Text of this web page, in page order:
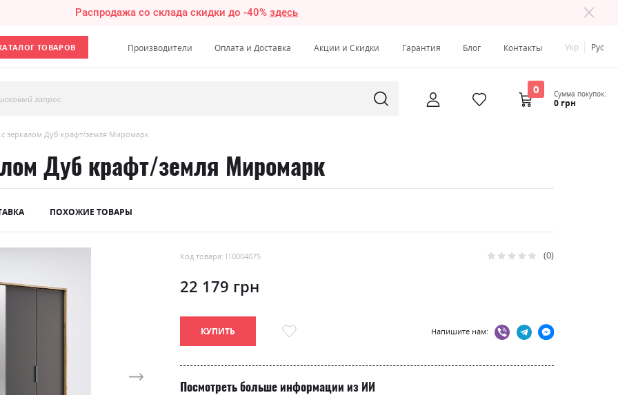
Распродажа со склада скидки до -40%здесь
ТОВАРОВ Производители Оплата и Доставка Акции и Скидки Гарантия Блог Контакты Укр Рус
запрос
0 Сумма покупок:
0 грн
зеркалом Дуб крафт/земля Миромарк
Дуб крафт/земля Миромарк
ПОХОЖИЕ ТОВАРЫ
Код товара: l10004075 Рейтинг: 0
22 179 грн
КУПИТЬ Напишите нам:
Посмотреть больше информации из ИИ